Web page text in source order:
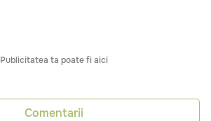
Publicitatea ta poate fi aici
Comentarii